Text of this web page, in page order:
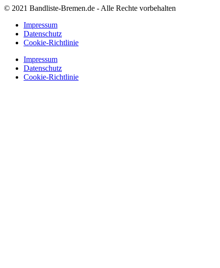
© 2021 Bandliste-Bremen.de - Alle Rechte vorbehalten
Impressum
Datenschutz
Cookie-Richtlinie
Impressum
Datenschutz
Cookie-Richtlinie